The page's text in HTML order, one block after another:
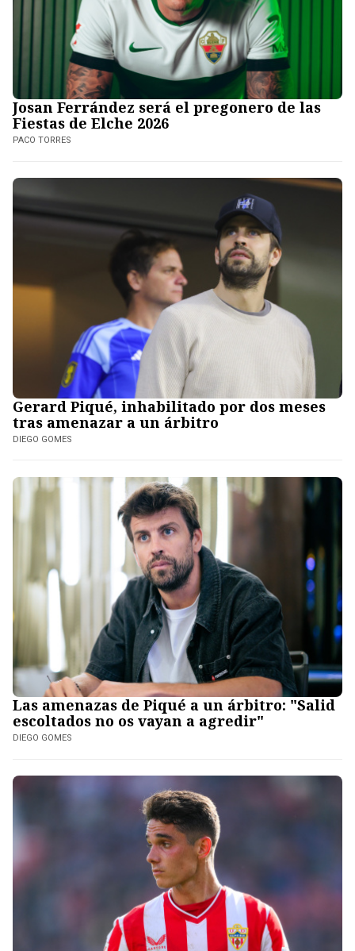
Josan Ferrández será el pregonero de las
Fiestas de Elche 2026
PACO TORRES
Gerard Piqué, inhabilitado por dos meses
tras amenazar a un árbitro
DIEGO GOMES
Las amenazas de Piqué a un árbitro: "Salid
escoltados no os vayan a agredir"
DIEGO GOMES